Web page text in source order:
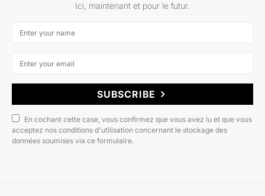
Ici, maintenant et pour le futur.
SUBSCRIBE
En cochant cette case, vous confirmez que vous avez lu et que vous
acceptez nos conditions d'utilisation concernant le stockage des
données soumises via ce formulaire.